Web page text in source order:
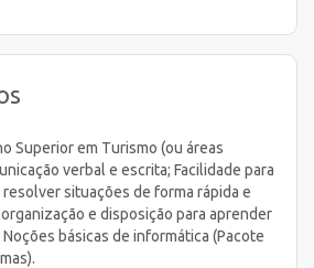
Superior em Turismo (ou áreas
verbal e escrita; Facilidade para
situações de forma rápida e
e disposição para aprender
básicas de informática (Pacote